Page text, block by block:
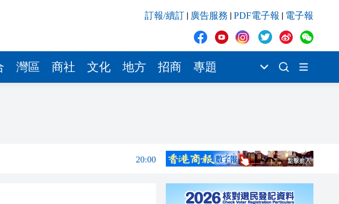
訂報/續訂 廣告服務 PDF電子報 電子報
灣區 商社 文化 地方 招商 專題
19:57
19:54
20:00